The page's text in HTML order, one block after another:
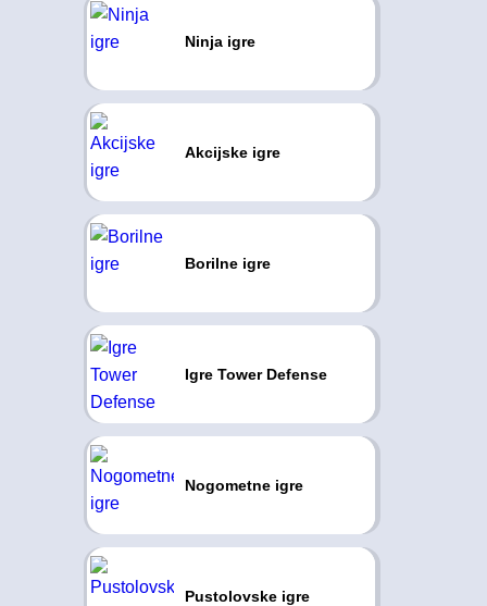
Ninja igre
Akcijske igre
Borilne igre
Igre Tower Defense
Nogometne igre
Pustolovske igre